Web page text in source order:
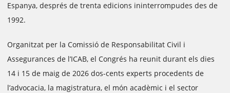
Espanya, després de trenta edicions ininterrompudes des de
1992.
Organitzat per la Comissió de Responsabilitat Civil i
Assegurances de l’ICAB, el Congrés ha reunit durant els dies
14 i 15 de maig de 2026 dos-cents experts procedents de
l’advocacia, la magistratura, el món acadèmic i el sector